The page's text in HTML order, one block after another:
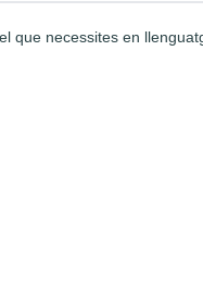
que necessites en